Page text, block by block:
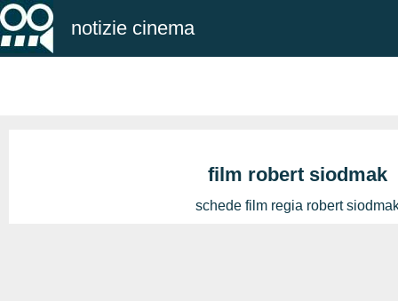
notizie cinema
film robert siodmak
schede film regia robert